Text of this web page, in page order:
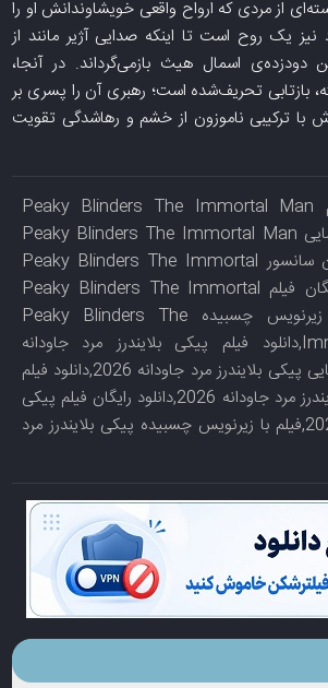
از مردی که ارواح واقعی خویشاوندانش او را
نیز یک روح است تا اینکه صدایی آژیر مانند از
دودزده‌ی اسمال هیث بازمی‌گرداند. در آنجا،
بازتابی تحریف‌شده است؛ رهبری آن را پسری بر
با ترکیبی ناموزون از خشم و رهاشدگی تقویت
دانلود فیلم Peaky Blinders The Immortal Man
2026,دانلود فیلم سینمایی Peaky Blinders The Immortal Man
2026,دانلود فیلم بدون سانسور Peaky Blinders The Immortal
Man 2026,دانلود رایگان فیلم Peaky Blinders The Immortal
Man 2026,فیلم با زیرنویس چسبیده Peaky Blinders The
Immortal Man 2026,دانلود فیلم پیکی بلایندرز مرد جاودانه
2026,دانلود فیلم سینمایی پیکی بلایندرز مرد جاودانه 2026,دانلود فیلم
بدون سانسور پیکی بلایندرز مرد جاودانه 2026,دانلود رایگان فیلم پیکی
بلایندرز مرد جاودانه 2026,فیلم با زیرنویس چسبیده پیکی بلایندرز مرد